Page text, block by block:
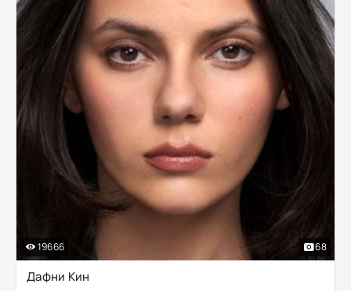
Дафни Кин
19666 68